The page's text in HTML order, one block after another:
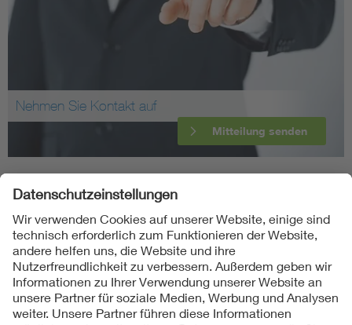
Nehmen Sie Kontakt auf
Mitteilung senden
Folgen Sie uns